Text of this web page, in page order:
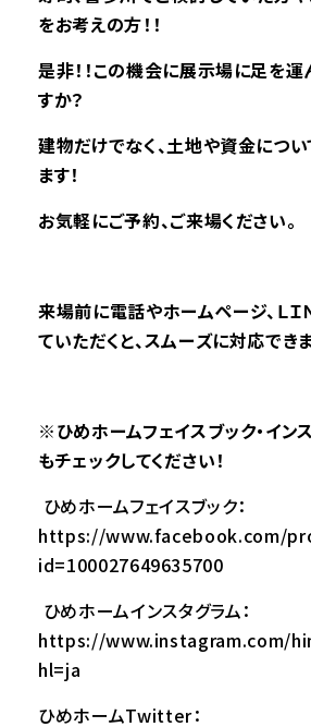
をお考えの方！！
是非！！この機会に展示場に足を
すか？
建物だけでなく、土地や資金につ
ます！
お気軽にご予約、ご来場ください。
来場前に電話やホームページ、ＬＩ
ていただくと、スムーズに対応でき
※ひめホームフェイスブック・イ
もチェックしてください！
ひめホームフェイスブック：
https://www.facebook.com/
id=100027649635700
ひめホームインスタグラム：
https://www.instagram.com/
hl=ja
ひめホームTwitter：